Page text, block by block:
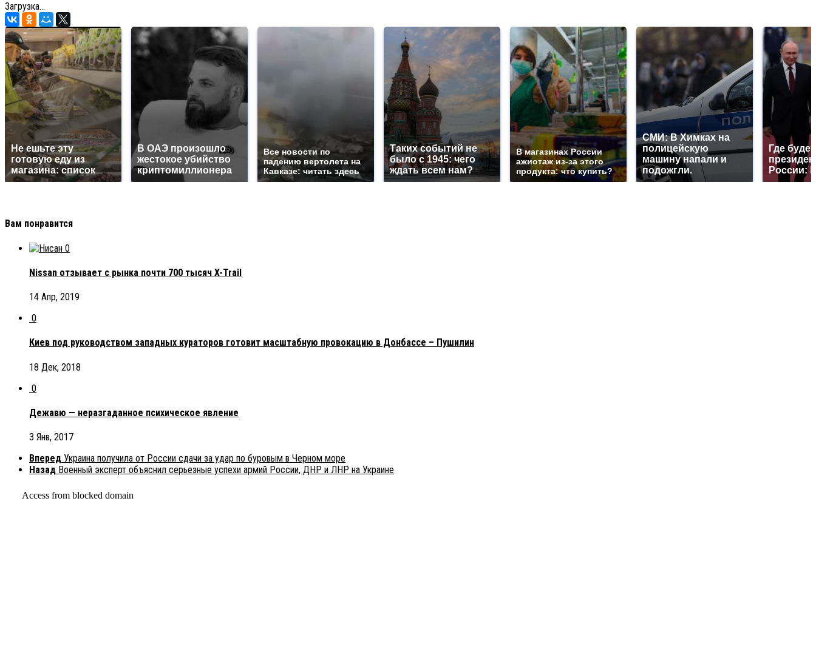
Загрузка...
Не ешьте эту
готовую еду из
магазина: список
В ОАЭ произошло
жестокое убийство
криптомиллионера
Все новости по
падению вертолета на
Кавказе: читать здесь
Таких событий не
было с 1945: чего
ждать всем нам?
В магазинах России
ажиотаж из-за этого
продукта: что купить?
СМИ: В Химках на
полицейскую
машину напали и
подожгли.
Где
России:
Вам понравится
0
Nissan отзывает с рынка почти 700 тысяч X-Trail
14 Апр, 2019
0
Киев под руководством западных кураторов готовит масштабную провокацию в Донбассе – Пушилин
18 Дек, 2018
0
Дежавю — неразгаданное психическое явление
3 Янв, 2017
Вперед Украина получила от России сдачи за удар по буровым в Черном море
Назад Военный эксперт объяснил серьезные успехи армий России, ДНР и ЛНР на Украине